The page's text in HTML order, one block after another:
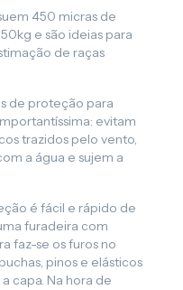
450 micras de
e são ideias para
de raças
de proteção para
evitam
trazidos pelo vento,
a água e sujem a
é fácil e rápido de
furadeira com
faz-se os furos no
pinos e elásticos
capa. Na hora de